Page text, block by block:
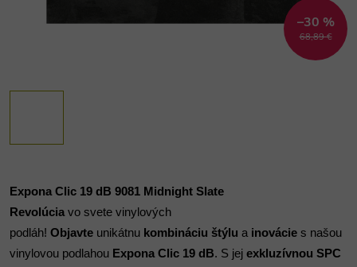
68,89 €
–30 %
Expona Clic 19 dB 9081 Midnight Slate
Revolúcia vo svete vinylových
podláh! Objavte unikátnu kombináciu štýlu a inovácie s našou
vinylovou podlahou Expona Clic 19 dB. S jej exkluzívnou SPC